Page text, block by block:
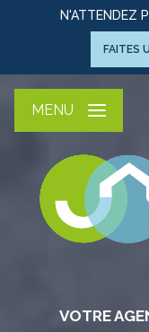
N'ATTENDEZ
FAITES
MENU
VOTRE